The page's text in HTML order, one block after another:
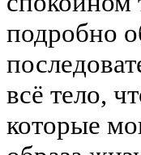
подробно
всё тело,
которые